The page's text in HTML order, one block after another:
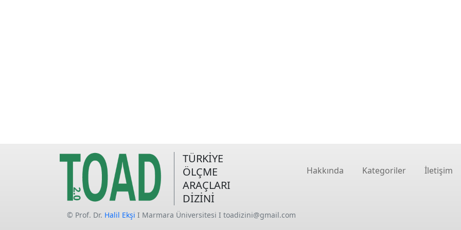
TÜRKİYE
ÖLÇME
ARAÇLARI
DİZİNİ
Hakkında Kategoriler İletişim
© Prof. Dr. Halil Ekşi I Marmara Üniversitesi I toadizini@gmail.com